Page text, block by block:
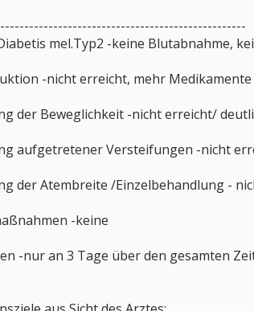
mel.Typ2 -keine Blutabnahme,
-nicht erreicht, mehr Medikamente
der Beweglichkeit -nicht erreicht/
aufgetretener Versteifungen -nicht
der Atembreite /Einzelbehandlung -
-keine
-nur an 3 Tage über den gesamten